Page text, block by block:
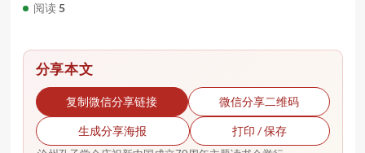
阅读5
分享本文
复制微信分享链接 微信分享二维码
生成分享海报 打印 / 保存